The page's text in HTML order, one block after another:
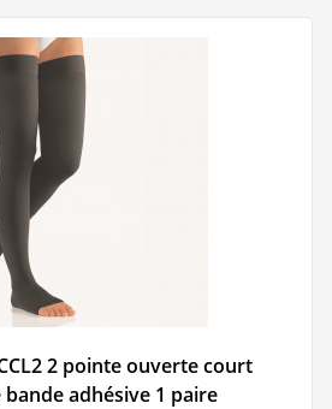
2 pointe ouverte court
adhésive 1 paire